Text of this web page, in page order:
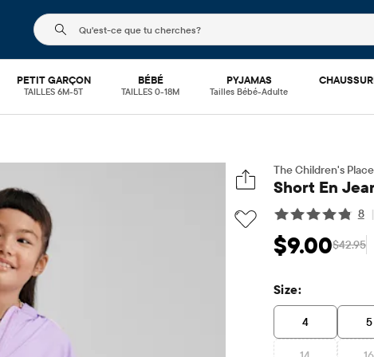
PETIT GARÇON
TAILLES 6M-5T
BÉBÉ
TAILLES 0-18M
PYJAMAS
Tailles Bébé-Adulte
The Children's
Short En
8 |
Prix ​​de vente: $9
$9.00 Prix
$42.95
Size:
4 5